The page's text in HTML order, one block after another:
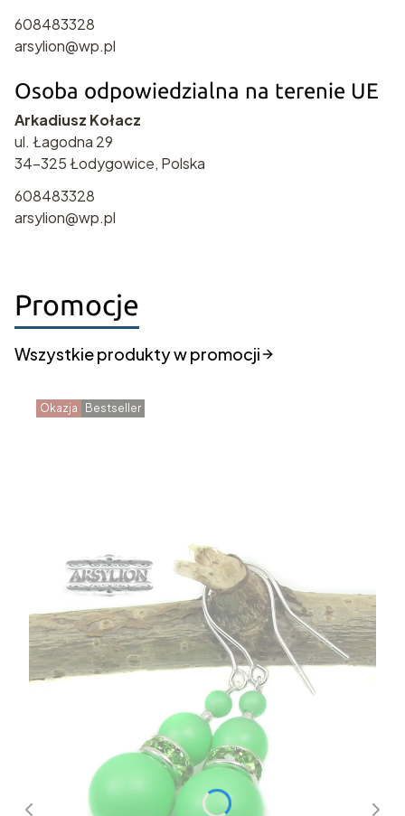
608483328
arsylion@wp.pl
Osoba odpowiedzialna na terenie UE
Arkadiusz Kołacz
ul. Łagodna 29
34-325 Łodygowice, Polska
608483328
arsylion@wp.pl
Promocje
Wszystkie produkty w promocji
Okazja Bestseller